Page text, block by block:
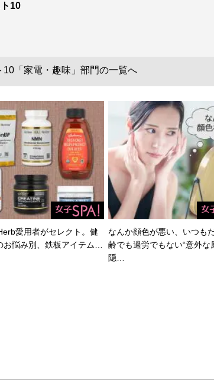
10
10「家電・趣味」部門の一覧へ
愛用者がセレクト。健
お悩み別、鉄板アイテム…
なんか顔色が悪い、いつも
齢でも過労でもない“意外な
隠…